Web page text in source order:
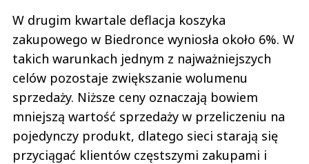
W drugim kwartale deflacja koszyka
zakupowego w Biedronce wyniosła około 6%. W
takich warunkach jednym z najważniejszych
celów pozostaje zwiększanie wolumenu
sprzedaży. Niższe ceny oznaczają bowiem
mniejszą wartość sprzedaży w przeliczeniu na
pojedynczy produkt, dlatego sieci starają się
przyciągać klientów częstszymi zakupami i